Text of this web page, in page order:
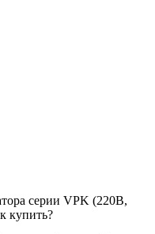
серии VPK (220В,
купить?